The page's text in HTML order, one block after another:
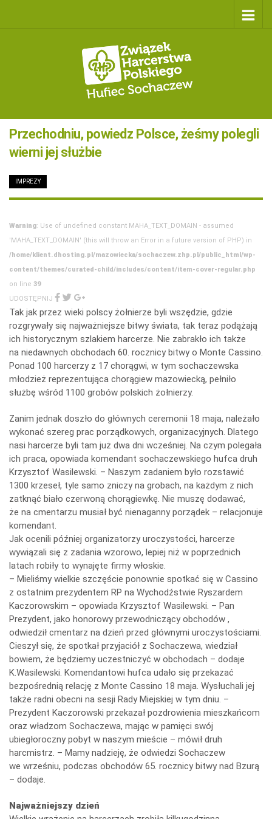
Przechodniu, powiedz Polsce, żeśmy polegli
wierni jej służbie
IMPREZY
Warning: Use of undefined constant MAHA_TEXT_DOMAIN - assumed
'MAHA_TEXT_DOMAIN' (this will throw an Error in a future version of PHP) in
/home/klient.dhosting.pl/mazowiecka/sochaczew.zhp.pl/public_html/wp-
content/themes/curated-child/includes/content/item-cover-regular.php
on line 39
UDOSTĘPNIJ
Tak jak przez wieki polscy żołnierze byli wszędzie, gdzie
rozgrywały się najważniejsze bitwy świata, tak teraz podążają
ich historycznym szlakiem harcerze. Nie zabrakło ich także
na niedawnych obchodach 60. rocznicy bitwy o Monte Cassino.
Ponad 100 harcerzy z 17 chorągwi, w tym sochaczewska
młodzież reprezentująca chorągiew mazowiecką, pełniło
służbę wśród 1100 grobów polskich żołnierzy.
Zanim jednak doszło do głównych ceremonii 18 maja, należało
wykonać szereg prac porządkowych, organizacyjnych. Dlatego
nasi harcerze byli tam już dwa dni wcześniej. Na czym polegała
ich praca, opowiada komendant sochaczewskiego hufca druh
Krzysztof Wasilewski. – Naszym zadaniem było rozstawić
1300 krzeseł, tyle samo zniczy na grobach, na każdym z nich
zatknąć biało czerwoną chorągiewkę. Nie muszę dodawać,
że na cmentarzu musiał być nienaganny porządek – relacjonuje
komendant.
Jak ocenili później organizatorzy uroczystości, harcerze
wywiązali się z zadania wzorowo, lepiej niż w poprzednich
latach robiły to wynajęte firmy włoskie.
– Mieliśmy wielkie szczęście ponownie spotkać się w Cassino
z ostatnim prezydentem RP na Wychodźstwie Ryszardem
Kaczorowskim – opowiada Krzysztof Wasilewski. – Pan
Prezydent, jako honorowy przewodniczący obchodów ,
odwiedził cmentarz na dzień przed głównymi uroczystościami.
Cieszył się, że spotkał przyjaciół z Sochaczewa, wiedział
bowiem, że będziemy uczestniczyć w obchodach – dodaje
K.Wasilewski. Komendantowi hufca udało się przekazać
bezpośrednią relację z Monte Cassino 18 maja. Wysłuchali jej
także radni obecni na sesji Rady Miejskiej w tym dniu. –
Prezydent Kaczorowski przekazał pozdrowienia mieszkańcom
oraz władzom Sochaczewa, mając w pamięci swój
ubiegłoroczny pobyt w naszym mieście – mówił druh
harcmistrz. – Mamy nadzieję, że odwiedzi Sochaczew
we wrześniu, podczas obchodów 65. rocznicy bitwy nad Bzurą
– dodaje.
Najważniejszy dzień